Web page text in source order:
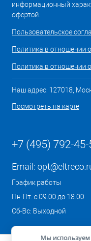
информационный
офертой.
Пользовательское
Политика в отношении
Политика в отношении
Наш адрес: 127018,
Посмотреть на карте
+7 (495) 792-45-
Email:
График работы
Пн-Пт: с 09:00 до 18:00
Сб-Вс: Выходной
Мы